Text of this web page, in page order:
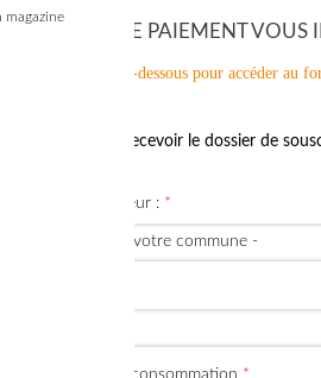
magazine
CE MODE DE PAIEMENT VOUS
Cochez la case ci-dessous pour accéder au
Je souhaite recevoir le dossier de
Réseau de chaleur : *
N° de point de consommation *